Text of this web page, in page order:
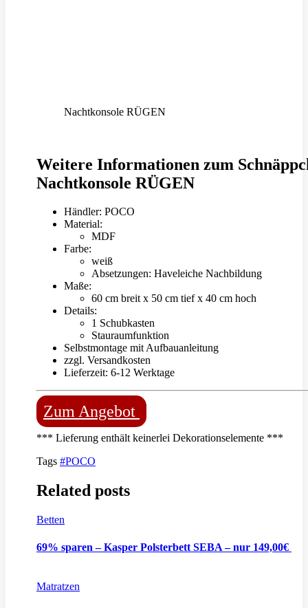
Nachtkonsole RÜGEN
Weitere Informationen zum
Nachtkonsole RÜGEN
Händler: POCO
Material:
MDF
Farbe:
weiß
Absetzungen: Haveleiche Nachbildung
Maße:
60 cm breit x 50 cm tief x 40 cm hoch
Details:
1 Schubkasten
Stauraumfunktion
Selbstmontage mit Aufbauanleitung
zzgl. Versandkosten
Lieferzeit: 6-12 Werktage
Zum Angebot
*** Lieferung enthält keinerlei Dekorationselemente ***
Tags #POCO
Related posts
Betten
69% sparen – Kasper Polsterbett SEBA – nur 149,00€
Matratzen